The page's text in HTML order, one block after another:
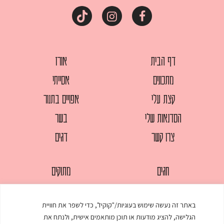
באתר זה נעשה שימוש בעוגיות/"קוקיז", כדי לשפר את חוויית
הגלישה, להציג מודעות או תוכן מותאמים אישית, ולנתח את
דף הבית
מתכונים
קצת עלי
הסדנאות שלי
צרו קשר
אורז
אסייתי
אפויים בתנור
בשר
דגים
חגים
מאפים
מתוקים
עוגות